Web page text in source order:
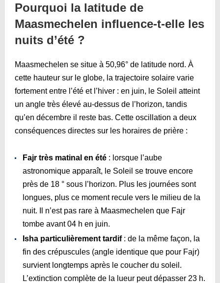
Pourquoi la latitude de
Maasmechelen influence-t-elle les
nuits d’été ?
Maasmechelen se situe à 50,96° de latitude nord. À
cette hauteur sur le globe, la trajectoire solaire varie
fortement entre l’été et l’hiver : en juin, le Soleil atteint
un angle très élevé au-dessus de l’horizon, tandis
qu’en décembre il reste bas. Cette oscillation a deux
conséquences directes sur les horaires de prière :
Fajr très matinal en été : lorsque l’aube
astronomique apparaît, le Soleil se trouve encore
près de 18 ° sous l’horizon. Plus les journées sont
longues, plus ce moment recule vers le milieu de la
nuit. Il n’est pas rare à Maasmechelen que Fajr
tombe avant 04 h en juin.
Isha particulièrement tardif: de la même façon, la
fin des crépuscules (angle identique que pour Fajr)
survient longtemps après le coucher du soleil.
L’extinction complète de la lueur peut dépasser 23 h.